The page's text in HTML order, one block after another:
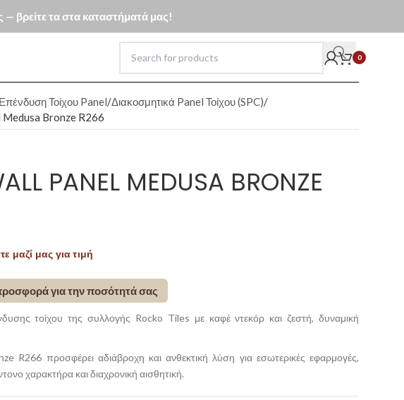
— βρείτε τα στα καταστήματά μας!
0
Τοίχου Panel Διακοσμητικά Panel Τοίχου (SPC)
Medusa Bronze R266
PANEL MEDUSA BRONZE
μαζί μας για τιμή
για την ποσότητά σας
τοίχου της συλλογής Rocko Tiles με καφέ ντεκόρ και ζεστή, δυναμική
R266 προσφέρει αδιάβροχη και ανθεκτική λύση για εσωτερικές εφαρμογές,
χαρακτήρα και διαχρονική αισθητική.